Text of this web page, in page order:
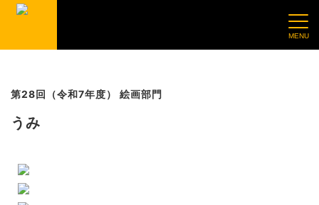
第28回（令和7年度） 絵画部門
うみ